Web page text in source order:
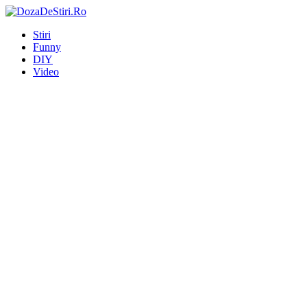
Stiri
Funny
DIY
Video